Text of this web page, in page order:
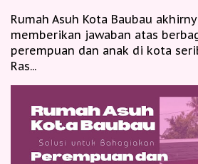
Rumah Asuh Kota Baubau
memberikan jawaban atas
perempuan dan anak di kota
Ras...